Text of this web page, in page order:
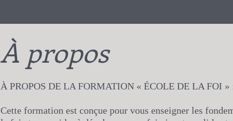
À propos
À PROPOS DE LA FORMATION « ÉCOLE DE LA FOI »
Cette formation est conçue pour vous enseigner les